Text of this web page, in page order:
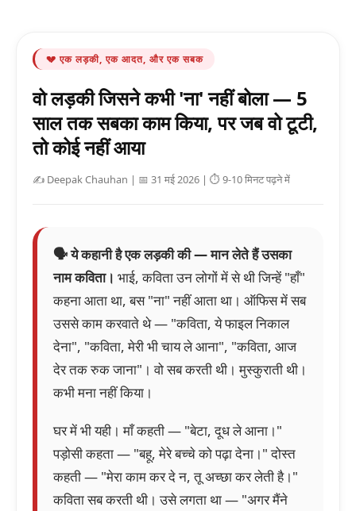
💔 एक लड़की, एक आदत, और एक सबक
वो लड़की जिसने कभी 'ना' नहीं बोला — 5
साल तक सबका काम किया, पर जब वो टूटी,
तो कोई नहीं आया
✍️ Deepak Chauhan | 📅 31 मई 2026 | ⏱️ 9-10 मिनट पढ़ने में
🗣️ ये कहानी है एक लड़की की — मान लेते हैं उसका
नाम कविता। भाई, कविता उन लोगों में से थी जिन्हें "हाँ"
कहना आता था, बस "ना" नहीं आता था। ऑफिस में सब
उससे काम करवाते थे — "कविता, ये फाइल निकाल
देना", "कविता, मेरी भी चाय ले आना", "कविता, आज
देर तक रुक जाना"। वो सब करती थी। मुस्कुराती थी।
कभी मना नहीं किया।
घर में भी यही। माँ कहती — "बेटा, दूध ले आना।"
पड़ोसी कहता — "बहू, मेरे बच्चे को पढ़ा देना।" दोस्त
कहती — "मेरा काम कर दे न, तू अच्छा कर लेती है।"
कविता सब करती थी। उसे लगता था — "अगर मैंने